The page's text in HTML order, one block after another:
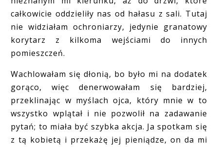
całkowicie oddzieliły nas od hałasu z sali. Tutaj
nie widziałam ochroniarzy, jedynie granatowy
korytarz z kilkoma wejściami do innych
pomieszczeń.
Wachlowałam się dłonią, bo było mi na dodatek
gorąco, więc denerwowałam się bardziej,
przeklinając w myślach ojca, który mnie w to
wszystko wplątał i nie pozwolił na zadawanie
pytań; to miała być szybka akcja. Ja spotkam się
z tą kobietą i przekażę jej pieniądze, on da mi